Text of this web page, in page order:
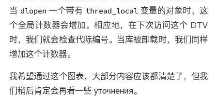
当 dlopen 一个带有 thread_local 变量的对象时，这
个全局计数器会增加。相应地，在下次访问这个 DTV
时，我们就会检查代际编号。当库被卸载时，我们同样
增加这个计数器。
我希望通过这个图表，大部分内容应该都清楚了，但我
们稍后肯定会再看一些 уточнения。